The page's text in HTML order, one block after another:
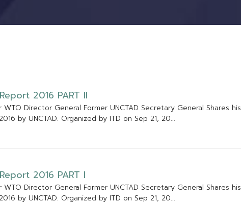
Report 2016 PART II
WTO Director General Former UNCTAD Secretary General Shares his
2016 by UNCTAD. Organized by ITD on Sep 21, 20...
Report 2016 PART I
WTO Director General Former UNCTAD Secretary General Shares his
2016 by UNCTAD. Organized by ITD on Sep 21, 20...